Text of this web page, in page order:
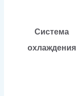
Система
охлаждения